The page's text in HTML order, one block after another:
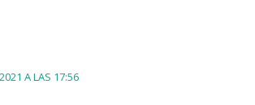
A LAS 17:56